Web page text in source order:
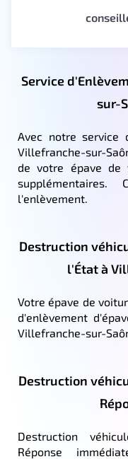
Service
sur-
Avec notre service
Villefranche-sur-
de votre épave de
supplémentaires.
l'enlèvement.
Destruction
l'État à
Votre épave de
d'enlèvement
Villefranche-sur-
Destruction
Destruction
Réponse